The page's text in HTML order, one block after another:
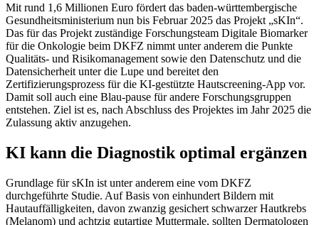
Mit rund 1,6 Millionen Euro fördert das baden-württembergische
Gesundheitsministerium nun bis Februar 2025 das Projekt „sKIn“.
Das für das Projekt zuständige Forschungsteam Digitale Biomarker
für die Onkologie beim DKFZ nimmt unter anderem die Punkte
Qualitäts- und Risikomanagement sowie den Datenschutz und die
Datensicherheit unter die Lupe und bereitet den
Zertifizierungsprozess für die KI-gestützte Hautscreening-App vor.
Damit soll auch eine Blau-pause für andere Forschungsgruppen
entstehen. Ziel ist es, nach Abschluss des Projektes im Jahr 2025 die
Zulassung aktiv anzugehen.
KI kann die Diagnostik optimal ergänzen
Grundlage für sKIn ist unter anderem eine vom DKFZ
durchgeführte Studie. Auf Basis von einhundert Bildern mit
Hautauffälligkeiten, davon zwanzig gesichert schwarzer Hautkrebs
(Melanom) und achtzig gutartige Muttermale, sollten Dermatologen